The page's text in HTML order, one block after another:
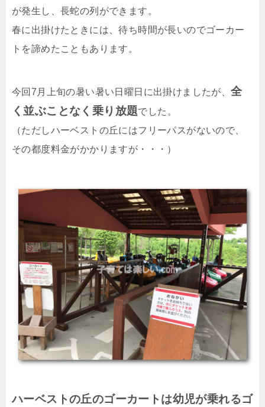
が発生し、長蛇の列ができます。
春に出掛けたときには、待ち時間が長いのでゴーカー
トを諦めたこともあります。
今回7月上旬の暑い暑い日曜日に出掛けましたが、全
く並ぶことなく乗り放題でした。
（ただしハーベストの丘にはフリーパスがないので、
その都度料金がかかりますが・・・）
ハーベストの丘のゴーカートは幼児が乗れるゴ